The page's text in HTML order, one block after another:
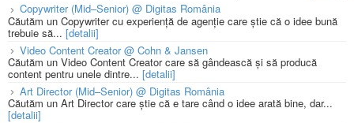
Copywriter (Mid–Senior) @ Digitas România
Căutăm un Copywriter cu experiență de agenție care știe că o idee bună
trebuie să... [detalii]
Video Content Creator @ Cohn & Jansen
Căutăm un Video Content Creator care să gândească și să producă
content pentru unele dintre... [detalii]
Art Director (Mid–Senior) @ Digitas România
Căutăm un Art Director care știe că e tare când o idee arată bine, dar...
[detalii]